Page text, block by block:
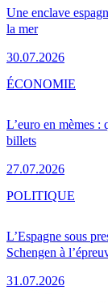
Une enclave
la mer
30.07.2026
L’euro en mèmes :
billets
27.07.2026
ÉCONOMIE
L’Espagne sous
Schengen à
31.07.2026
POLITIQUE